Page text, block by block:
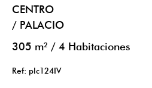
CENTRO
/ PALACIO
305 m² / 4 Habitaciones
Ref: plc124IV